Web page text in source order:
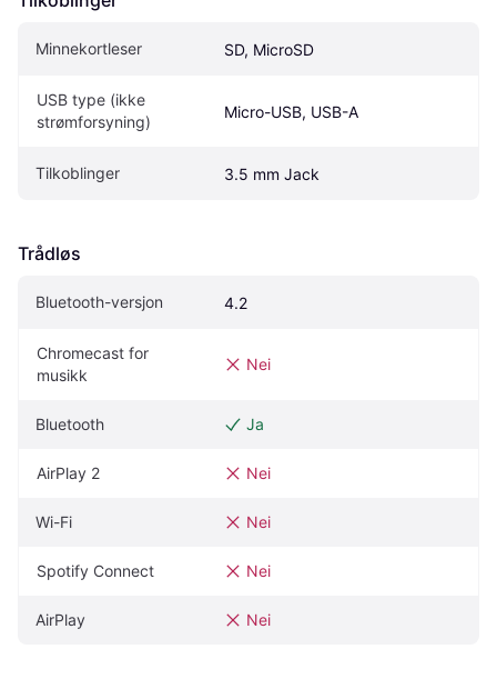
Minnekortleser SD, MicroSD
USB type (ikke
strømforsyning)
Micro-USB, USB-A
Tilkoblinger 3.5 mm Jack
Trådløs
Bluetooth-versjon 4.2
Chromecast for
musikk
Nei
Bluetooth Ja
AirPlay 2 Nei
Wi-Fi Nei
Spotify Connect Nei
AirPlay Nei